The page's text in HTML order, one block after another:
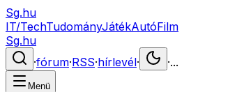
Sg.hu
IT/TechTudományJátékAutóFilm
Sg.hu
·fórum·RSS·hírlevél· ·...
Menü